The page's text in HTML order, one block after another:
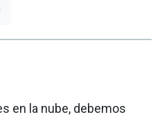
en la nube, debemos